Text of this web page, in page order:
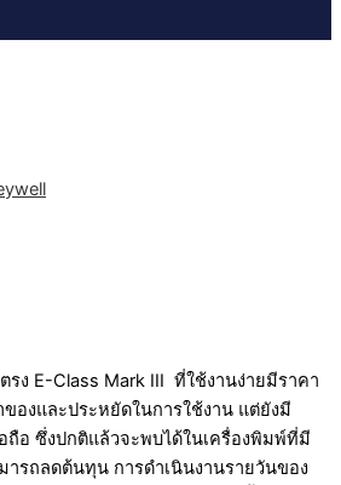
ง E-Class Mark III ที่ใช้งานง่ายมีราคา
ของและประหยัดในการใช้งาน แต่ยังมี
อ ซึ่งปกติแล้วจะพบได้ในเครื่องพิมพ์ที่มี
ารถลดต้นทุน การดำเนินงานรายวันของ